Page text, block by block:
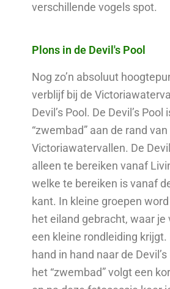
verschillende vogels spot.
Plons in de Devil's Pool
Nog zo’n absoluut
verblijf bij de
Devil’s Pool. De Devil’s
“zwembad” aan de rand van
Victoriawatervallen. De
alleen te bereiken vanaf
welke te bereiken is vanaf
kant. In kleine groepen
het eiland gebracht, waar je
een kleine rondleiding krijgt.
hand in hand naar de
het “zwembad” volgt een